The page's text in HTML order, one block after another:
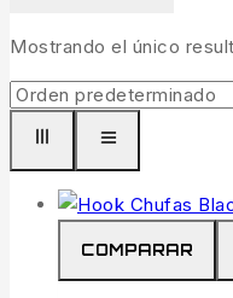
Mostrando el único
COMPARAR